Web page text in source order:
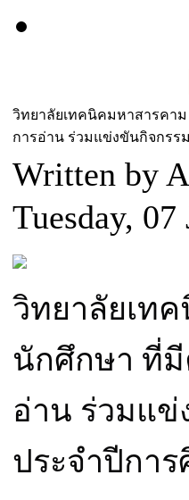
วิทยาลัยเทคนิคมหาสารคา
การอ่าน ร่วมแข่งขันกิจกร
Written by
Tuesday,
วิทยาลัยเท
นักศึกษา ที่
อ่าน ร่วมแ
ประจำปีกา